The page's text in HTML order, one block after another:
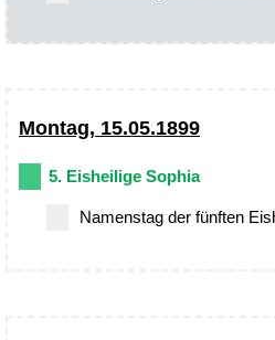
Montag, 15.05.1899
5. Eisheilige Sophia
Namenstag der fünften